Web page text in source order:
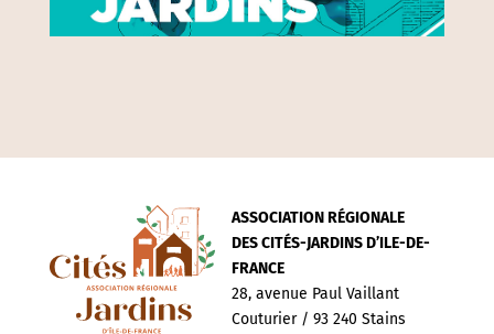
ASSOCIATION RÉGIONALE
DES CITÉS-JARDINS D’ILE-DE-
FRANCE
28, avenue Paul Vaillant
Couturier / 93 240 Stains